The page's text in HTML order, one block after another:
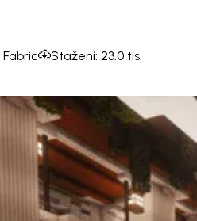
Fabric Stažení: 23.0 tis.